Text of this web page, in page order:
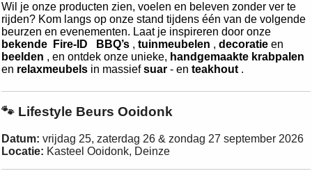
Wil je onze producten zien, voelen en beleven zonder ver te
rijden? Kom langs op onze stand tijdens één van de volgende
beurzen en evenementen. Laat je inspireren door onze
bekende
Fire-ID BBQ’s , tuinmeubelen , decoratie en
beelden , en ontdek onze unieke, handgemaakte krabpalen
en relaxmeubels in massiefsuar - en teakhout .
🐾 Lifestyle Beurs Ooidonk
Datum: vrijdag 25, zaterdag 26 & zondag 27 september 2026
Locatie: Kasteel Ooidonk, Deinze